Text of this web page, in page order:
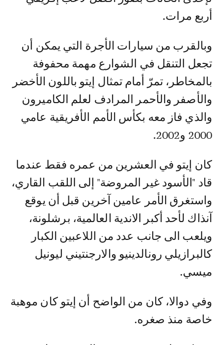
أربع مرات.
وبالقرب من سيارات الأجرة التي يمكن أن
تجعل التنقل في الشوارع مهمة محفوفة
بالمخاطر، تمرّ أمام تمثال إيتو باللون الأخضر
والأصفر والأحمر المرادف لعلم الكاميرون
والذي فاز معه بكأس الأمم الأفريقية عامي
2000 و2002.
كان إيتو في العشرين من عمره فقط عندما
قاد "الأسود غير المروضة" إلى اللقب القاري،
واستغرق الأمر عامين آخرين قبل أن يوقع
آنذاك لأحد أكبر الاندية العالمية، برشلونة،
ويلعب الى جانب عدد من اللاعبين الكبار
كالبرازيلي رونالدينيو والارجنتيني ليونيل
ميسي.
وفي دوالا، كان من الواضح أن إيتو كان موهبة
خاصة منذ صغره.